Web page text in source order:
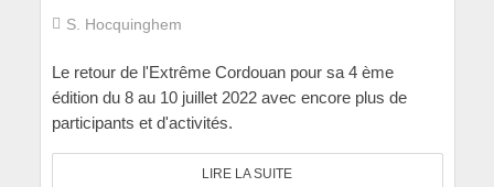
S. Hocquinghem
Le retour de l'Extrême Cordouan pour sa 4 ème
édition du 8 au 10 juillet 2022 avec encore plus de
participants et d'activités.
LIRE LA SUITE